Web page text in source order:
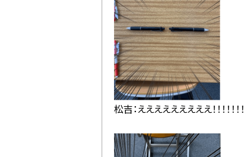
松吉：えええええええええ！！！！！！！